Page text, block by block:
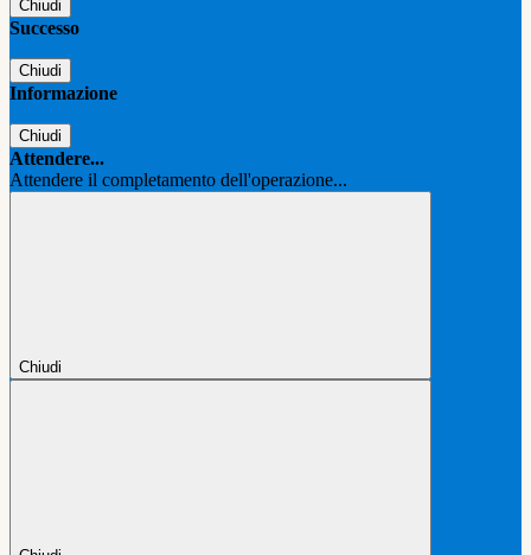
Chiudi
Successo
Chiudi
Informazione
Chiudi
Attendere...
Attendere il completamento dell'operazione...
Chiudi